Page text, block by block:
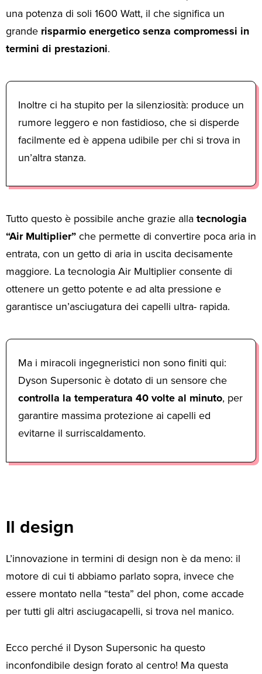
una potenza di soli 1600 Watt, il che significa un
grande risparmio energetico senza compromessi in
termini di prestazioni.
Inoltre ci ha stupito per la silenziosità: produce un
rumore leggero e non fastidioso, che si disperde
facilmente ed è appena udibile per chi si trova in
un’altra stanza.
Tutto questo è possibile anche grazie allatecnologia
“Air Multiplier”che permette di convertire poca aria in
entrata, con un getto di aria in uscita decisamente
maggiore. La tecnologia Air Multiplier consente di
ottenere un getto potente e ad alta pressione e
garantisce un’asciugatura dei capelli ultra- rapida.
Ma i miracoli ingegneristici non sono finiti qui:
Dyson Supersonic è dotato di un sensore che
controlla la temperatura 40 volte al minuto, per
garantire massima protezione ai capelli ed
evitarne il surriscaldamento.
Il design
L’innovazione in termini di design non è da meno: il
motore di cui ti abbiamo parlato sopra, invece che
essere montato nella “testa” del phon, come accade
per tutti gli altri asciugacapelli, si trova nel manico.
Ecco perché il Dyson Supersonic ha questo
inconfondibile design forato al centro! Ma questa